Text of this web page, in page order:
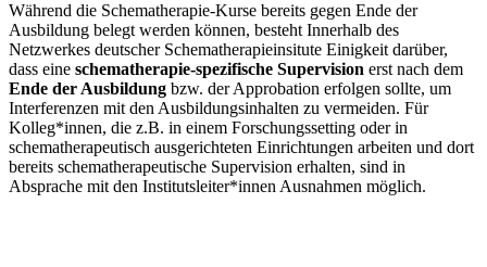
Während die Schematherapie-Kurse bereits gegen Ende der
Ausbildung belegt werden können, besteht Innerhalb des
Netzwerkes deutscher Schematherapieinsitute Einigkeit darüber,
dass eine schematherapie-spezifische Supervision erst nach dem
Ende der Ausbildung bzw. der Approbation erfolgen sollte, um
Interferenzen mit den Ausbildungsinhalten zu vermeiden. Für
Kolleg*innen, die z.B. in einem Forschungssetting oder in
schematherapeutisch ausgerichteten Einrichtungen arbeiten und dort
bereits schematherapeutische Supervision erhalten, sind in
Absprache mit den Institutsleiter*innen Ausnahmen möglich.